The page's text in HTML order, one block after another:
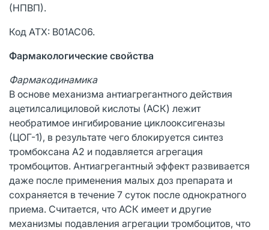
(НПВП).
Код ATX: B01АС06.
Фармакологические свойства
Фармакодинамика
В основе механизма антиагрегантного действия
ацетилсалициловой кислоты (АСК) лежит
необратимое ингибирование циклооксигеназы
(ЦОГ-1), в результате чего блокируется синтез
тромбоксана А2 и подавляется агрегация
тромбоцитов. Антиагрегантный эффект развивается
даже после применения малых доз препарата и
сохраняется в течение 7 суток после однократного
приема. Считается, что АСК имеет и другие
механизмы подавления агрегации тромбоцитов, что